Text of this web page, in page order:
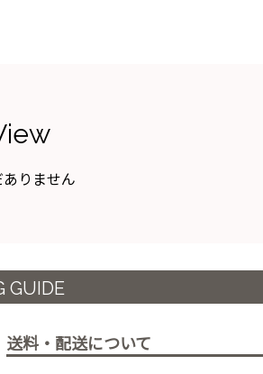
りません
GUIDE
送料・配送について